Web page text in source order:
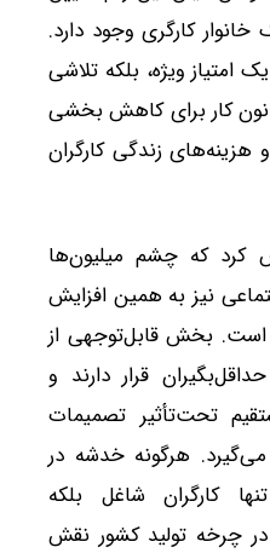
کارگری وجود دارد.
امتیاز ویژه، بلکه تلاشی
منطبق با ماده ۴۱ قانون کار برای کاهش بخشی
زندگی کارگران
کرد که چشم میلیون‌ها
نیز به همین افزایش
بخش قابل‌توجهی از
قرار دارند و
تحت‌تأثیر تصمیمات
می‌گیرد. هرگونه خدشه در
کارگران شاغل بلکه
چرخه تولید کشور نقش